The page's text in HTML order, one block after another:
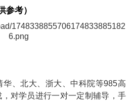
参考）
、北大、浙大、中科院等985高
对学员进行一对一定制辅导，手